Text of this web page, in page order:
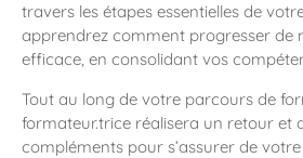
travers les étapes essentielles de
apprendrez comment progresser de
efficace, en consolidant vos
Tout au long de votre parcours de
formateur.trice réalisera un retour et
compléments pour s’assurer de